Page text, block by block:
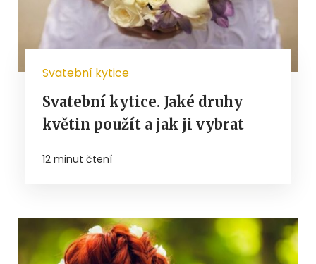
Svatební kytice
Svatební kytice. Jaké druhy
květin použít a jak ji vybrat
12 minut čtení